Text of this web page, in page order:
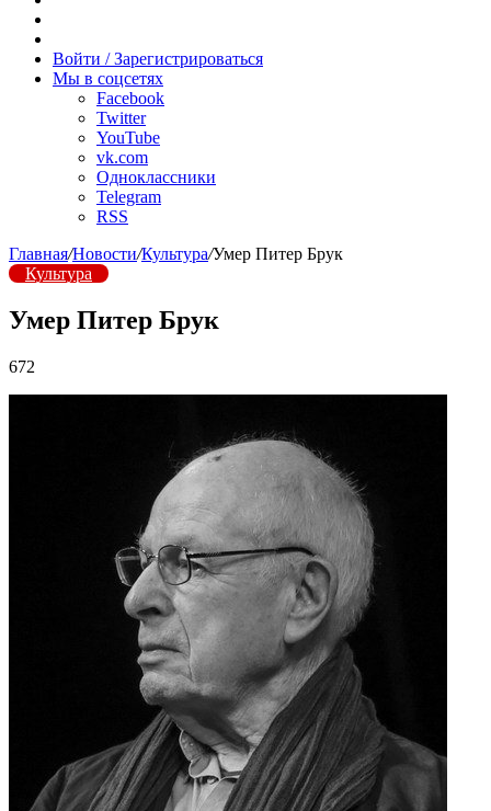
радио
Войти / Зарегистрироваться
Мы в соцсетях
Facebook
Twitter
YouTube
vk.com
Одноклассники
Telegram
RSS
Главная/Новости/Культура/Умер Питер Брук
Культура
Умер Питер Брук
672